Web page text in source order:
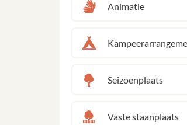
Animatie
Seizoenplaats
Vaste staanplaats